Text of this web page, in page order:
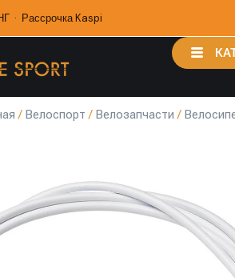
· Рассрочка Kaspi
/ Велоспорт / Велозапчасти /